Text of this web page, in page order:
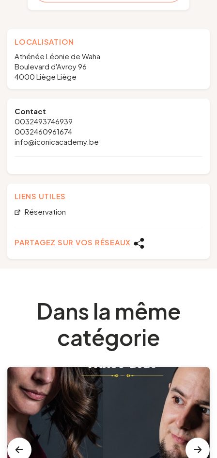
LOCALISATION
Athénée Léonie de Waha
Boulevard d'Avroy 96
4000 Liège Liège
Contact
0032493746939
0032460961674
info@iconicacademy.be
LIENS UTILES
Réservation
PARTAGEZ SUR VOS RÉSEAUX
Dans la même
catégorie